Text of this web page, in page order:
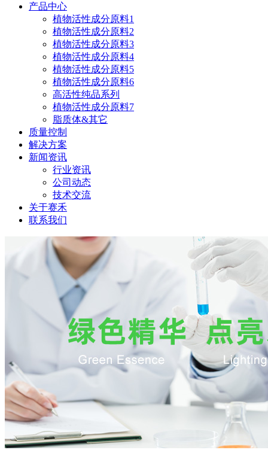
产品中心
植物活性成分原料1
植物活性成分原料2
植物活性成分原料3
植物活性成分原料4
植物活性成分原料5
植物活性成分原料6
高活性纯品系列
植物活性成分原料7
脂质体&其它
质量控制
解决方案
新闻资讯
行业资讯
公司动态
技术交流
关于赛禾
联系我们